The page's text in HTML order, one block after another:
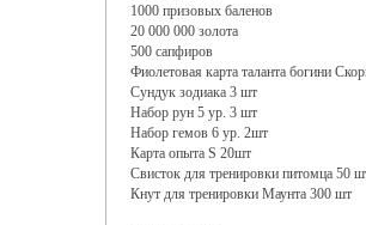
1000 призовых баленов
20 000 000 золота
500 сапфиров
Фиолетовая карта таланта богини
Сундук зодиака 3 шт
Набор рун 5 ур. 3 шт
Набор гемов 6 ур. 2шт
Карта опыта S 20шт
Свисток для тренировки питомца 50
Кнут для тренировки Маунта 300 шт